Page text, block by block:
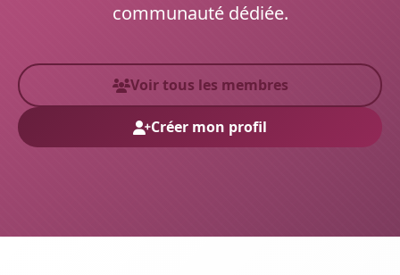
communauté dédiée.
Voir tous les membres
Créer mon profil